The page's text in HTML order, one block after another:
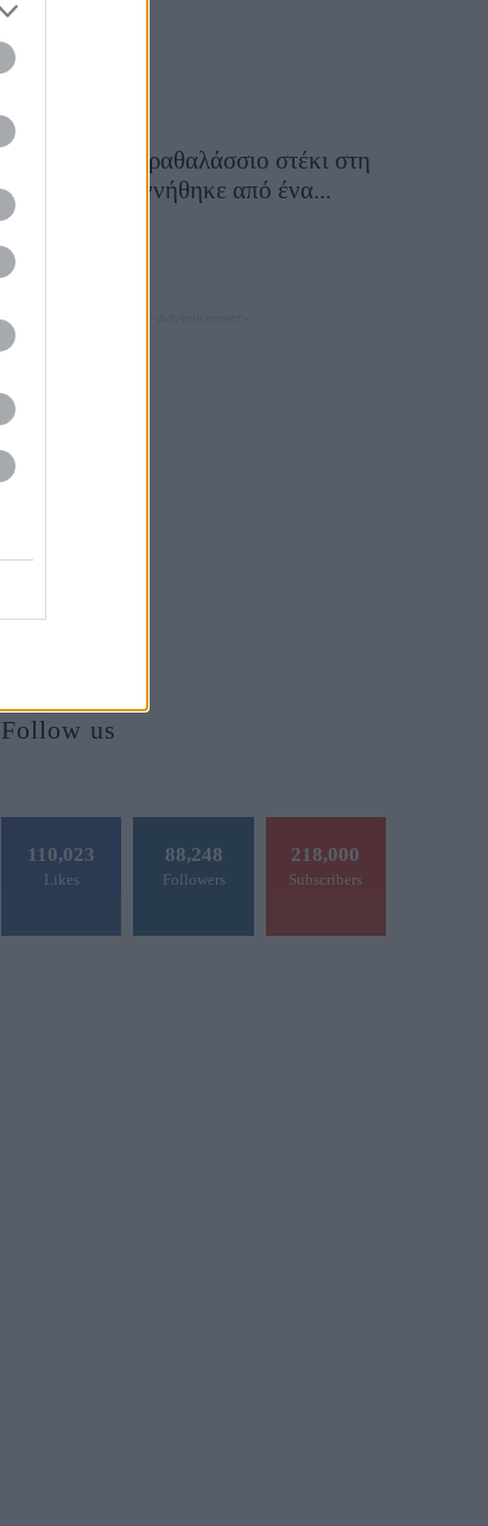
Εν πλώ: Το παραθαλάσσιο στέκι στη
Λήμνο που γεννήθηκε από ένα...
24 Ιουλίου 2026, 13:00
Follow us
110,023
Likes
88,248
Followers
218,000
Subscribers